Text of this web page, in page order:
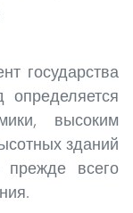
государства
определяется
высоким
зданий
прежде всего